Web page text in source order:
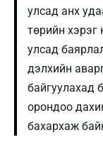
улсад анх
төрийн
улсад
дэлхийн
байгуулахад
орондоо
бахархаж